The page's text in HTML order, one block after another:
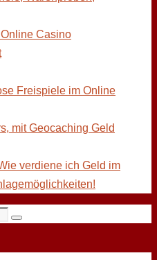
Casino
Freispiele im Online
mit Geocaching Geld
verdiene ich Geld im
Suchen